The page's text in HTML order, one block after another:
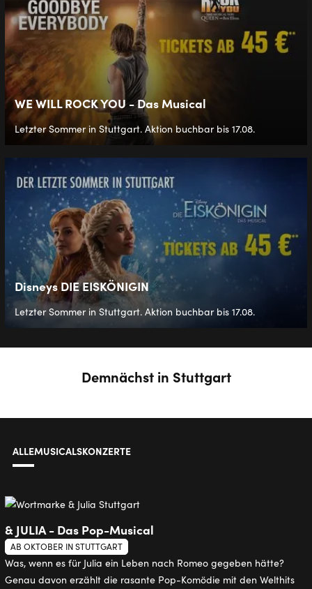
WE WILL ROCK YOU - Das Musical
Letzter Sommer in Stuttgart. Aktion buchbar bis 17.08.
Disneys DIE EISKÖNIGIN
Letzter Sommer in Stuttgart. Aktion buchbar bis 17.08.
Demnächst in Stuttgart
ALLEMUSICALSKONZERTE
& JULIA - Das Pop-Musical
AB OKTOBER IN STUTTGART
Was, wenn es für Julia ein Leben nach Romeo gegeben hätte?
Genau davon erzählt die rasante Pop-Komödie mit den Welthits